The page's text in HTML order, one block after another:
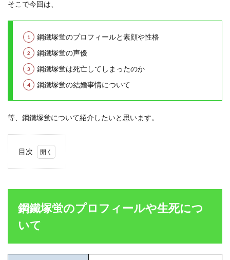
そこで今回は、
鋼鐵塚蛍のプロフィールと素顔や性格
鋼鐵塚蛍の声優
鋼鐵塚蛍は死亡してしまったのか
鋼鐵塚蛍の結婚事情について
等、鋼鐵塚蛍について紹介したいと思います。
目次
ロフ
ィー
ルや
生死
鋼鐵塚蛍のプロフィールや生死につ
いて